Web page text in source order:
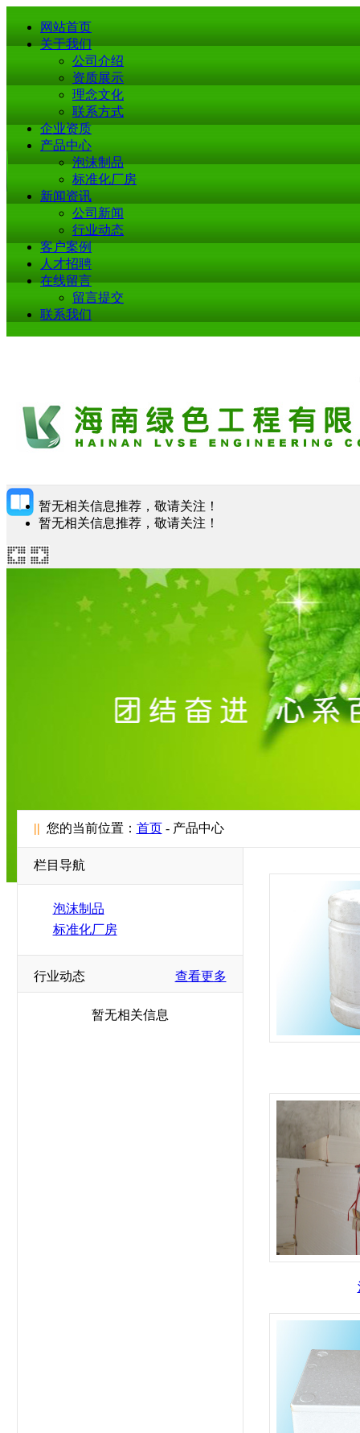
网站首页
关于我们
公司介绍
资质展示
理念文化
联系方式
企业资质
产品中心
泡沫制品
标准化厂房
新闻资讯
公司新闻
行业动态
客户案例
人才招聘
在线留言
留言提交
联系我们
暂无相关信息推荐，敬请关注！
暂无相关信息推荐，敬请关注！
|| 您的当前位置： 首页- 产品中心
栏目导航
泡沫制品
标准化厂房
行业动态 查看更多
暂无相关信息